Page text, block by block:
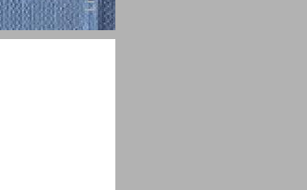
מבוא ... 1